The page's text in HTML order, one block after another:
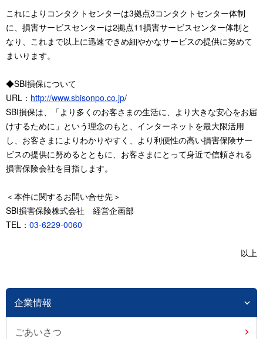
これによりコンタクトセンターは3拠点3コンタクトセンター体制
に、損害サービスセンターは2拠点11損害サービスセンター体制と
なり、これまで以上に迅速できめ細やかなサービスの提供に努めて
まいります。
◆SBI損保について
URL： http://www.sbisonpo.co.jp/
SBI損保は、「より多くのお客さまの生活に、より大きな安心をお届
けするために」という理念のもと、インターネットを最大限活用
し、お客さまによりわかりやすく、より利便性の高い損害保険サー
ビスの提供に努めるとともに、お客さまにとって身近で信頼される
損害保険会社を目指します。
＜本件に関するお問い合せ先＞
SBI損害保険株式会社 経営企画部
TEL： 03-6229-0060
以上
企業情報
ごあいさつ